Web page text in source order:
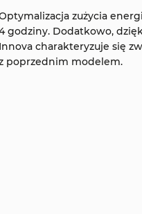
zużycia
godziny. Dodatkowo,
Innova charakteryzuje się
poprzednim modelem.